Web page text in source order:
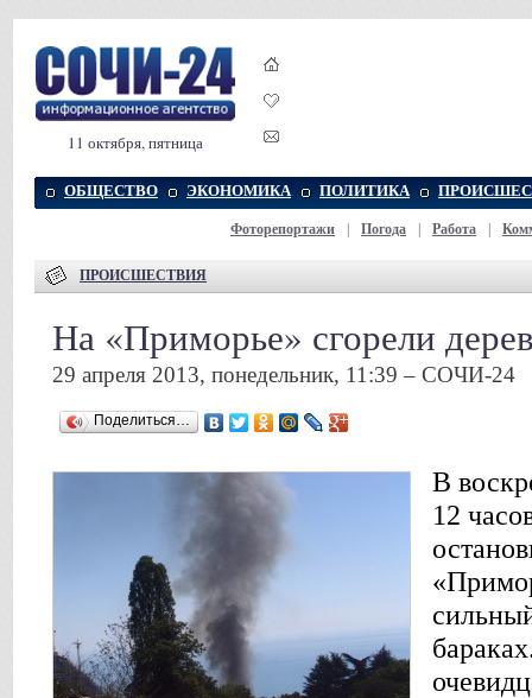
11 октября, пятница
ОБЩЕСТВО ЭКОНОМИКА ПОЛИТИКА
Фоторепортажи Погода Работа
ПРОИСШЕСТВИЯ
На «Приморье» сгорели
29 апреля 2013, понедельник, 11:39 – СОЧИ-24
Поделиться…
В
12